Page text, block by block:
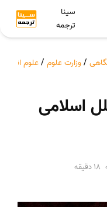
سینا
ترجمه
/وزارت علوم /علوم انسانی
اسلامی
18 دقیقه